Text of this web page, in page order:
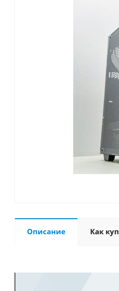
Описание Как